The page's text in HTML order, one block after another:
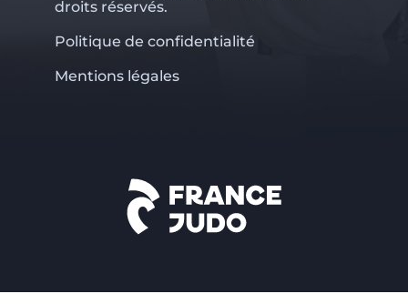
droits réservés.
Politique de confidentialité
Mentions légales